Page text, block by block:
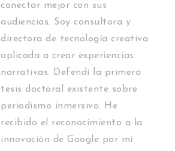
conectar mejor con sus
audiencias. Soy consultora y
directora de tecnología creativa
aplicada a crear experiencias
narrativas. Defendí la primera
tesis doctoral existente sobre
periodismo inmersivo. He
recibido el reconocimiento a la
innovación de Google por mi